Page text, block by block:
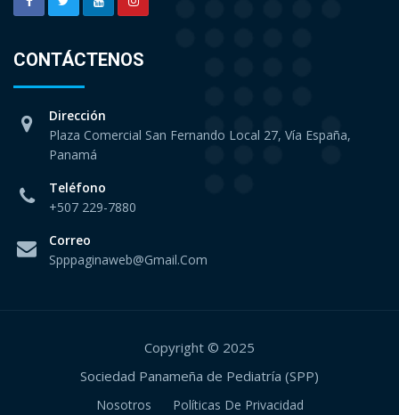
CONTÁCTENOS
Dirección
Plaza Comercial San Fernando Local 27, Vía España,
Panamá
Teléfono
+507 229-7880
Correo
Spppaginaweb@gmail.com
Copyright © 2025
Sociedad Panameña de Pediatría (SPP)
Nosotros Políticas De Privacidad